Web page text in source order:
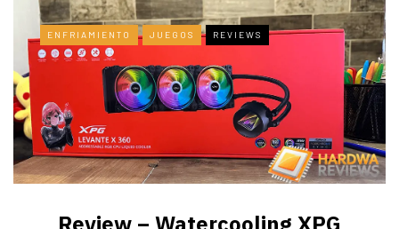
ENFRIAMIENTO JUEGOS REVIEWS